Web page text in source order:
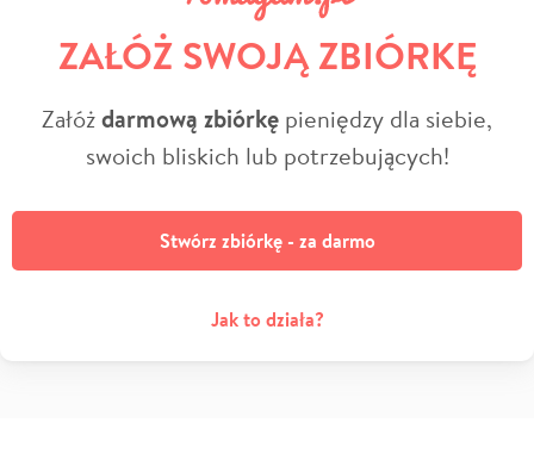
ZAŁÓŻ SWOJĄ ZBIÓRKĘ
Załóżdarmową zbiórkę pieniędzy dla siebie,
swoich bliskich lub potrzebujących!
Stwórz zbiórkę - za darmo
Jak to działa?